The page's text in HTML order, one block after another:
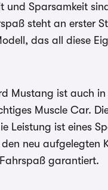
und Sparsamkeit
steht an erster
das all diese
Mustang ist auch in
Muscle Car.
Leistung ist eines
neu aufgelegten
garantiert.